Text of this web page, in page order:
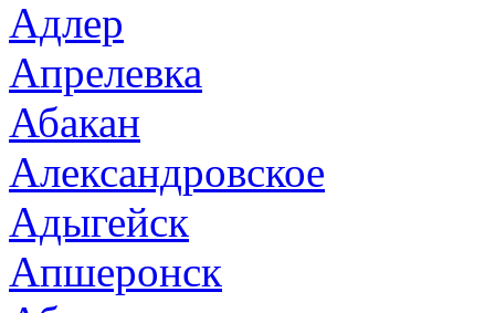
Адлер
Апрелевка
Абакан
Александровское
Адыгейск
Апшеронск